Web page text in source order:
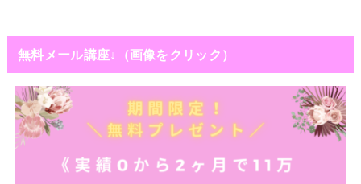
無料メール講座↓（画像をクリック）